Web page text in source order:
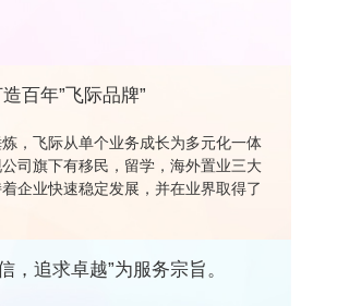
百年”飞际品牌”
，飞际从单个业务成长为多元化一体
司旗下有移民，留学，海外置业三大
企业快速稳定发展，并在业界取得了
，追求卓越”为服务宗旨。